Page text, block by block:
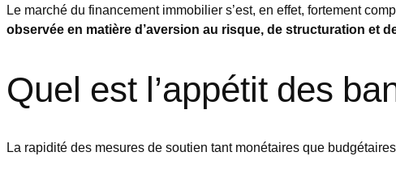
Le marché du financement immobilier s’est, en effet, fortement
observée en matière d’aversion au risque, de structuration et
Quel est l’appétit des
La rapidité des mesures de soutien tant monétaires que